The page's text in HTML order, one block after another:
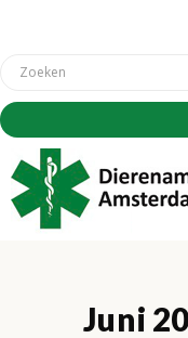
Juni